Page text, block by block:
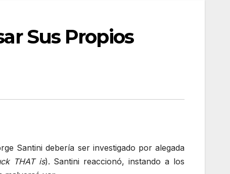
Sus Propios
Santini debería ser investigado por alegada
THAT is). Santini reaccionó, instando a los